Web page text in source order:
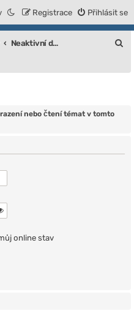
Přihlásit se
Registrace
Neaktivní deníky
nebo čtení témat v tomto
online stav